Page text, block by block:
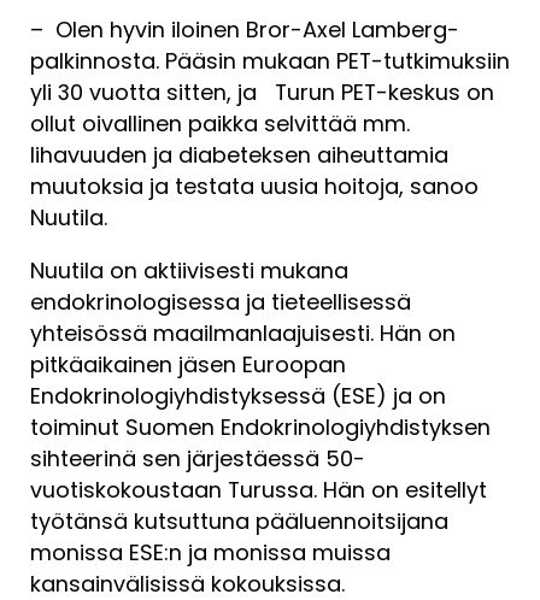
– Olen hyvin iloinen Bror-Axel Lamberg-
palkinnosta. Pääsin mukaan PET-tutkimuksiin
yli 30 vuotta sitten, ja Turun PET-keskus on
ollut oivallinen paikka selvittää mm.
lihavuuden ja diabeteksen aiheuttamia
muutoksia ja testata uusia hoitoja, sanoo
Nuutila.
Nuutila on aktiivisesti mukana
endokrinologisessa ja tieteellisessä
yhteisössä maailmanlaajuisesti. Hän on
pitkäaikainen jäsen Euroopan
Endokrinologiyhdistyksessä (ESE) ja on
toiminut Suomen Endokrinologiyhdistyksen
sihteerinä sen järjestäessä 50-
vuotiskokoustaan Turussa. Hän on esitellyt
työtänsä kutsuttuna pääluennoitsijana
monissa ESE:n ja monissa muissa
kansainvälisissä kokouksissa.